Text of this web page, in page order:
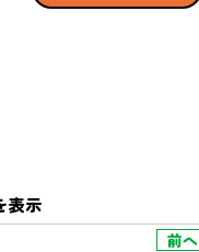
表示
前へ